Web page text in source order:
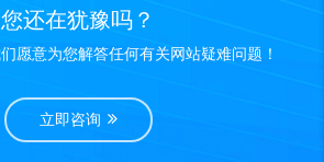
您还在犹豫吗？
愿意为您解答任何有关网站疑难问题！
立即咨询